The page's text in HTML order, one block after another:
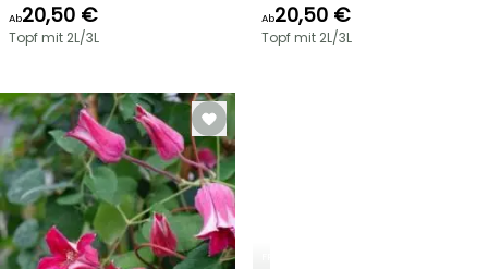
Ab20,50 €
Topf mit 2L/3L
Ab20,50 €
Topf mit 2L/3L